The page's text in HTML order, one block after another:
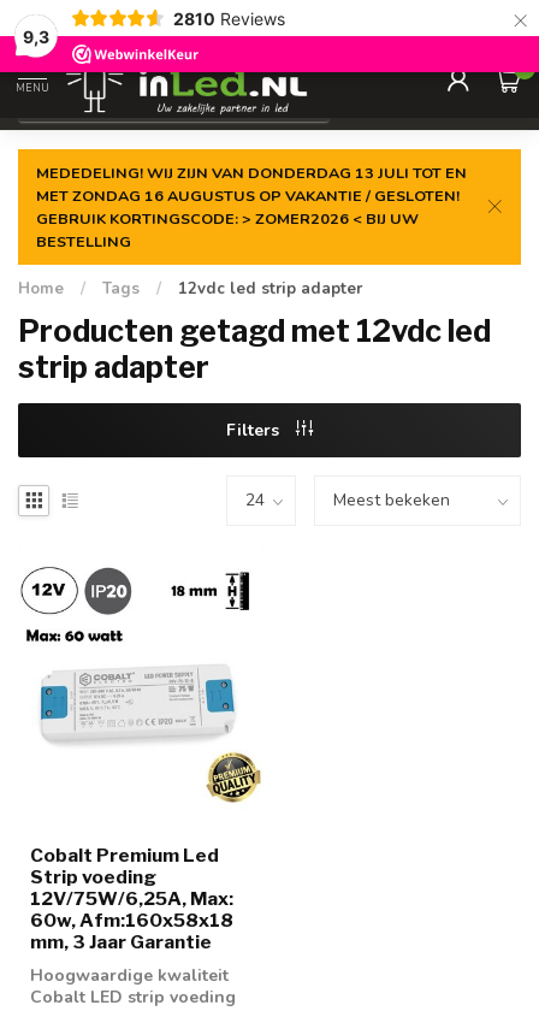
9,3
2810 Reviews ×
Gegarandeerde delaagste prijs
MENU
0
MEDEDELING! WIJ ZIJN VAN DONDERDAG 13 JULI TOT EN
MET ZONDAG 16 AUGUSTUS OP VAKANTIE / GESLOTEN!
GEBRUIK KORTINGSCODE: > ZOMER2026 < BIJ UW
BESTELLING
Home / Tags / 12vdc led strip adapter
Producten getagd met 12vdc led
strip adapter
Filters
Cobalt Premium Led
Strip voeding
12V/75W/6,25A, Max:
60w, Afm:160x58x18
mm, 3 Jaar Garantie
Hoogwaardige kwaliteit
Cobalt LED strip voeding